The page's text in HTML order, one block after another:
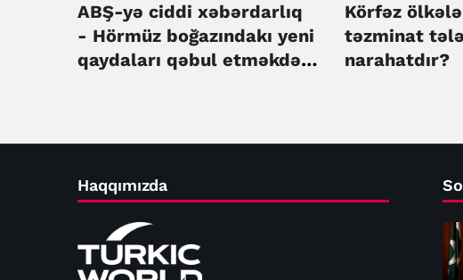
ABŞ-yə ciddi xəbərdarlıq
- Hörmüz boğazındakı yeni
qaydaları qəbul etməkdən
Körfəz
təzminat
narahatdır?
Haqqımızda